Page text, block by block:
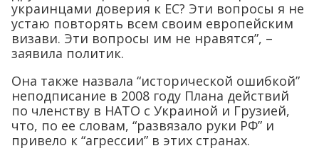
украинцами доверия к ЕС? Эти вопросы я не
устаю повторять всем своим европейским
визави. Эти вопросы им не нравятся”, –
заявила политик.
Она также назвала “исторической ошибкой”
неподписание в 2008 году Плана действий
по членству в НАТО с Украиной и Грузией,
что, по ее словам, “развязало руки РФ” и
привело к “агрессии” в этих странах.